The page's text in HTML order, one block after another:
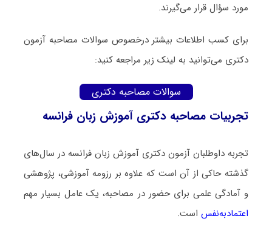
مورد سؤال قرار می‌گیرند.
برای کسب اطلاعات بیشتر درخصوص سوالات مصاحبه آزمون
دکتری می‌توانید به لینک زیر مراجعه کنید:
سوالات مصاحبه دکتری
تجربیات مصاحبه دکتری آموزش زبان فرانسه
تجربه داوطلبان آزمون دکتری آموزش زبان فرانسه در سال‌های
گذشته حاکی از آن است که علاوه بر رزومه آموزشی، پژوهشی
و آمادگی علمی برای حضور در مصاحبه، یک عامل بسیار مهم
اعتمادبه‌نفساست.